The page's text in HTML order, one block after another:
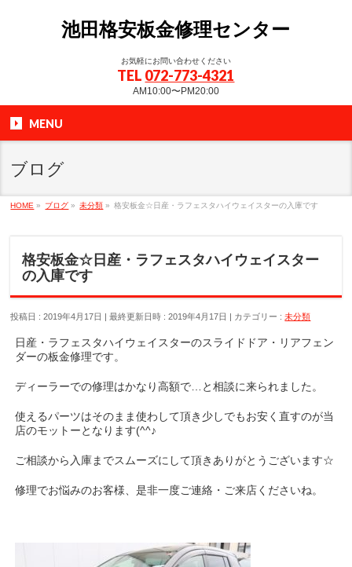
池田格安板金修理センター
お気軽にお問い合わせください
TEL 072-773-4321
AM10:00〜PM20:00
MENU
ブログ
HOME » ブログ » 未分類 » 格安板金☆日産・ラフェスタハイウェイスターの入庫です
格安板金☆日産・ラフェスタハイウェイスター
の入庫です
投稿日 : 2019年4月17日 最終更新日時 : 2019年4月17日 カテゴリー :未分類
日産・ラフェスタハイウェイスターのスライドドア・リアフェン
ダーの板金修理です。
ディーラーでの修理はかなり高額で…と相談に来られました。
使えるパーツはそのまま使わして頂き少しでもお安く直すのが当
店のモットーとなります(^^♪
ご相談から入庫までスムーズにして頂きありがとうございます☆
修理でお悩みのお客様、是非一度ご連絡・ご来店くださいね。